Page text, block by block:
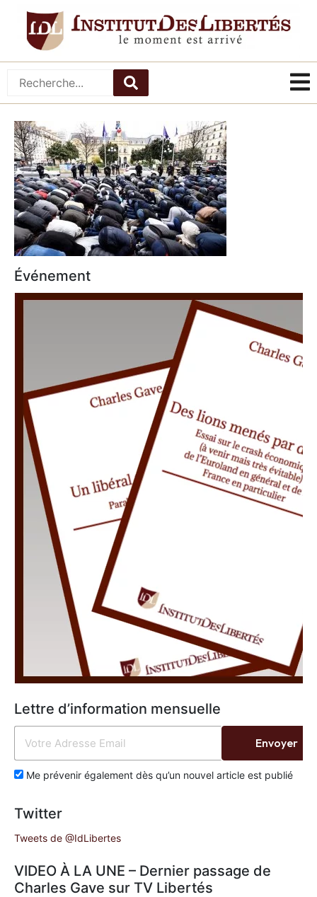
Événement
Lettre d’information mensuelle
Me prévenir également dès qu’un nouvel article est publié
Envoyer
Twitter
Tweets de @IdLibertes
VIDEO À LA UNE – Dernier passage de
Charles Gave sur TV Libertés